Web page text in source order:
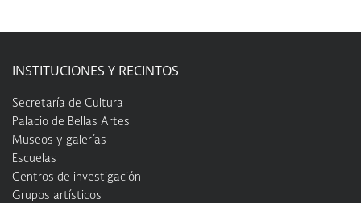
INSTITUCIONES Y RECINTOS
Secretaría de Cultura
Palacio de Bellas Artes
Museos y galerías
Escuelas
Centros de investigación
Grupos artísticos